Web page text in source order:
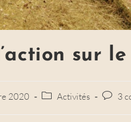
sur
2020
Post Activités
Post 3